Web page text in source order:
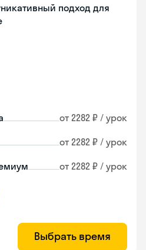
подход для
от 2282 ₽ / урок
от 2282 ₽ / урок
от 2282 ₽ / урок
Выбрать время